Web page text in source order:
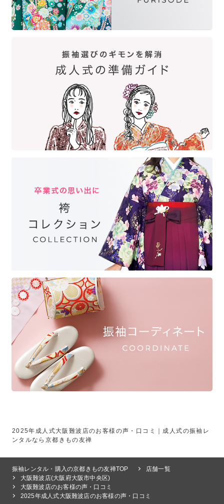
2025年成人式大阪難波店のお客様の声・口コミ｜成人式の振袖レ
ンタルなら京都きもの友禅
振袖レンタル・購入の京都きもの友禅TOP
店舗一覧
大阪難波店(大阪府大阪市中央区)
大阪難波店のお客様の声・口コミ
2025年成人式大阪難波店のお客様の声・口コミ